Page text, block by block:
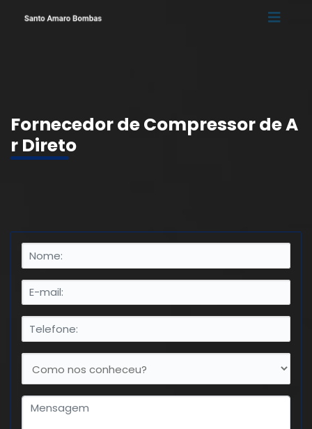
Fornecedor de Compressor de A
r Direto